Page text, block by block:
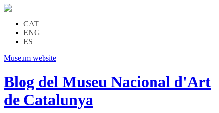
CAT
ENG
ES
Museum website
Blog del Museu Nacional d'Art
de Catalunya